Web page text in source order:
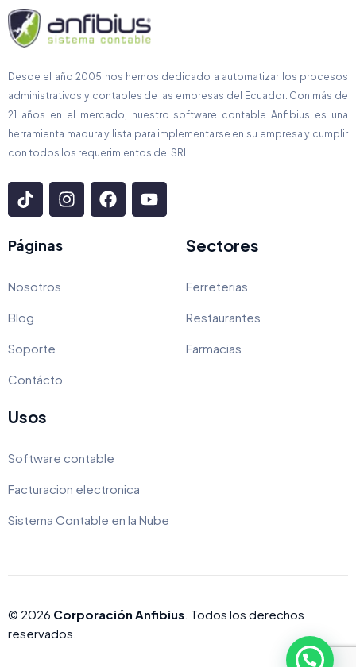
Desde el año 2005 nos hemos dedicado a automatizar los procesos
administrativos y contables de las empresas del Ecuador. Con más de
21 años en el mercado, nuestro software contable Anfibius es una
herramienta madura y lista para implementarse en su empresa y cumplir
con todos los requerimientos del SRI.
Páginas
Nosotros
Blog
Soporte
Contácto
Sectores
Ferreterias
Restaurantes
Farmacias
Usos
Software contable
Facturacion electronica
Sistema Contable en la Nube
© 2026 Corporación Anfibius. Todos los derechos
reservados.